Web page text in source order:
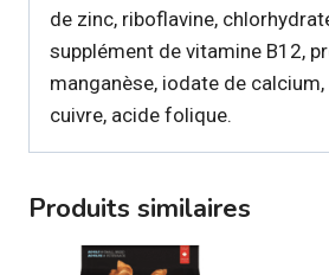
de zinc, riboflavine,
supplément de vitamine B12,
manganèse, iodate de
cuivre, acide folique.
Produits similaires